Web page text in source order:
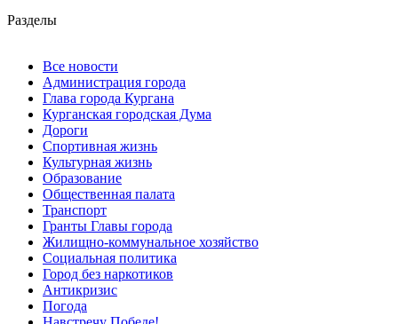
Разделы
Все новости
Администрация города
Глава города Кургана
Курганская городская Дума
Дороги
Спортивная жизнь
Культурная жизнь
Образование
Общественная палата
Транспорт
Гранты Главы города
Жилищно-коммунальное хозяйство
Социальная политика
Город без наркотиков
Антикризис
Погода